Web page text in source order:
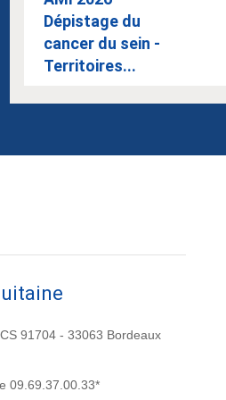
Dépistage du
cancer du sein -
Territoires...
91704 - 33063 Bordeaux
09.69.37.00.33*